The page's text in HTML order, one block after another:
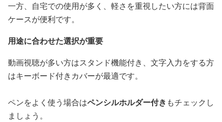
一方、自宅での使用が多く、軽さを重視したい方には背面
ケースが便利です。
用途に合わせた選択が重要
動画視聴が多い方はスタンド機能付き、文字入力をする方
はキーボード付きカバーが最適です。
ペンをよく使う場合はペンシルホルダー付き もチェックし
ましょう。